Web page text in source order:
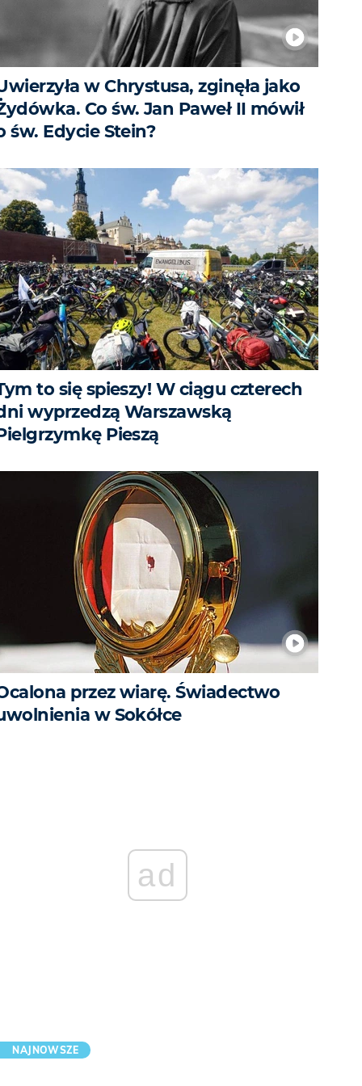
w Chrystusa, zginęła jako
Co św. Jan Paweł II mówił
św. Edycie Stein?
to się spieszy! W ciągu czterech
wyprzedzą Warszawską
Pieszą
przez wiarę. Świadectwo
w Sokółce
ad
NAJNOWSZE